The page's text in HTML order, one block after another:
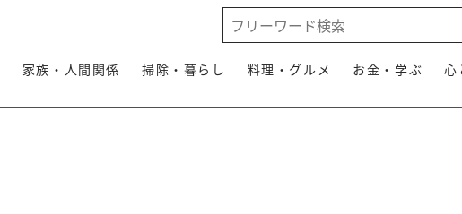
家族・人間関係 掃除・暮らし 料理・グルメ お金・学ぶ 心